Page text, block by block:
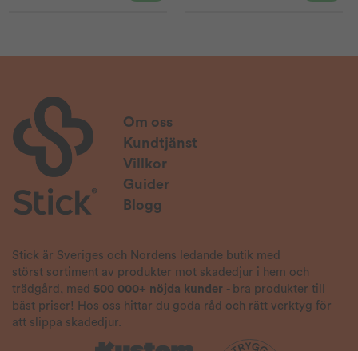
Om oss
Kundtjänst
Villkor
Guider
Blogg
Stick är Sveriges och Nordens ledande butik med
störst sortiment av produkter mot skadedjur i hem och
trädgård, med 500 000+ nöjda kunder - bra produkter till
bäst priser! Hos oss hittar du goda råd och rätt verktyg för
att slippa skadedjur.